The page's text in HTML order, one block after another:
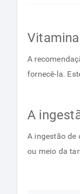
A
fornecê-la.
A
A ingestão de
ou meio da